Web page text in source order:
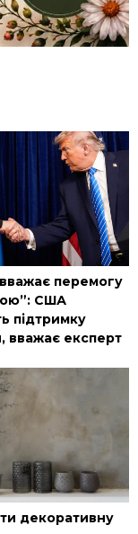
перемогу
США
підтримку
вважає експерт
декоративну